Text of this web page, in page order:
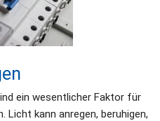
ein wesentlicher Faktor für
Licht kann anregen, beruhigen,